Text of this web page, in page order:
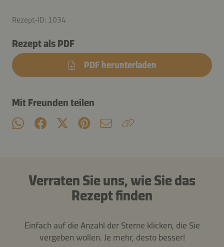
Rezept-ID: 1034
Rezept als PDF
PDF herunterladen
Mit Freunden teilen
Verraten Sie uns, wie Sie das
Rezept finden
Einfach auf die Anzahl der Sterne klicken, die Sie
vergeben wollen. Je mehr, desto besser!